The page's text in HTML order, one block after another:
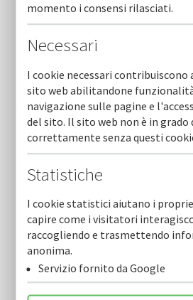
Orario estivo sede di bari
Il tuo credito, la nostra garanzia -
credito per la crescita delle imprese
Sospensione avvisi pubblici
fse+ 2021-2027
Filiere agroalimentari, 40 milioni
– cofidi.it supporta le imprese
“gender equality” cofidi.it ha
sulla parita’ di genere 2022 uni/pdr
Nuove iniziative d’impresa - nidi
taranto - pn jtf italia 2021-2027 - da
consulenza
momento i consensi rilasciati.
Necessari
I cookie necessari contribuiscono
sito web abilitandone
navigazione sulle pagine e
del sito. Il sito web non è in grado
correttamente senza questi
Statistiche
I cookie statistici aiutano i
capire come i visitatori
raccogliendo e trasmettendo
anonima.
Servizio fornito da Google